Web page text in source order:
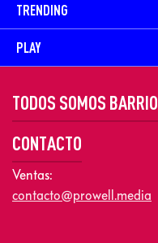
TRENDING
PLAY
TODOS SOMOS BARRIO
CONTACTO
Ventas:
contacto@prowell.media